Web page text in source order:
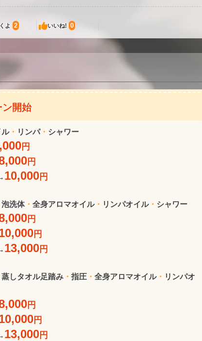
よ 2 いいね! 0
開始
・ リンパ・ シャワー
円
円
10,000円
泡洗体・ 全身アロマオイル・ リンパオイル・ シャワー
円
円
13,000円
蒸しタオル足踏み・ 指圧・ 全身アロマオイル・ リンパオ
円
円
13,000円